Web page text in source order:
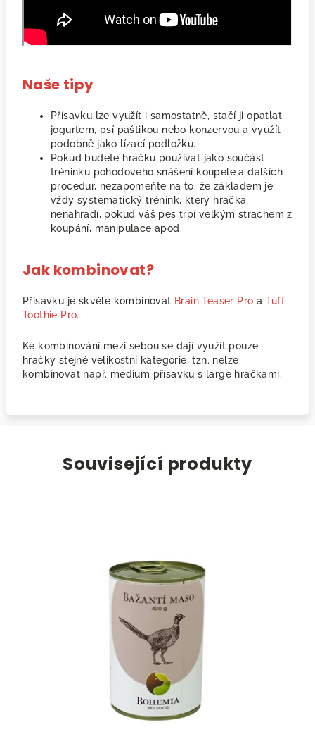
Naše tipy
Přísavku lze využít i samostatně, stačí ji opatlat
jogurtem, psí paštikou nebo konzervou a využít
podobně jako lízací podložku.
Pokud budete hračku používat jako součást
tréninku pohodového snášení koupele a dalších
procedur, nezapomeňte na to, že základem je
vždy systematický trénink, který hračka
nenahradí, pokud váš pes trpí velkým strachem z
koupání, manipulace apod.
Jak kombinovat?
Přísavku je skvělé kombinovat Brain Teaser Pro a Tuff
Toothie Pro.
Ke kombinování mezi sebou se dají využít pouze
hračky stejné velikostní kategorie, tzn. nelze
kombinovat např. medium přísavku s large hračkami.
Související produkty